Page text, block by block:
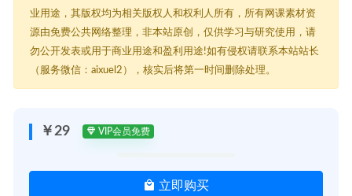
业用途，其版权均为相关版权人和权利人所有，所有网课素材资
源由免费公共网络整理，非本站原创，仅供学习与研究使用，请
勿公开发表或用于商业用途和盈利用途!如有侵权请联系本站站长
（服务微信：aixuel2），核实后将第一时间删除处理。
￥29 VIP会员免费
立即购买